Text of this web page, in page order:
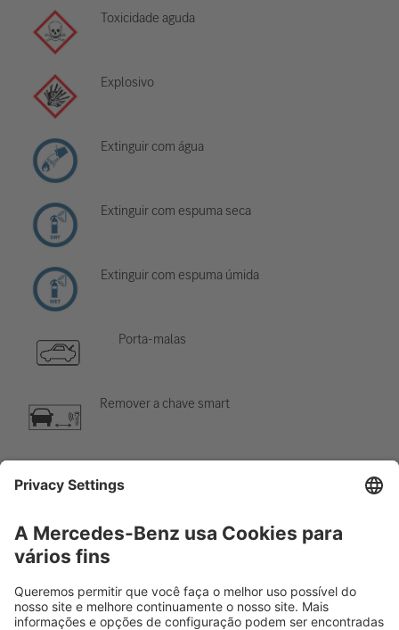
Toxicidade aguda
Explosivo
Extinguir com água
Extinguir com espuma seca
Extinguir com espuma úmida
Porta-malas
Remover a chave smart
Perigo, baixa temperatura